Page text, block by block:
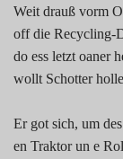
Weit drauß vorm
off die Recycling-
do ess letzt oaner
wollt Schotter
Er got sich, um
en Traktor un e